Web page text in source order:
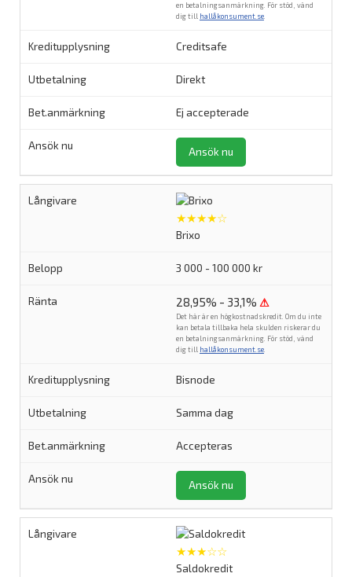
en betalningsanmärkning. För stöd, vänd
dig till hallåkonsument.se
Creditsafe
Direkt
Ej accepterade
Ansök nu
★★★★☆
Brixo
3 000 - 100 000 kr
28,95% - 33,1% ⚠
Det här är en högkostnadskredit. Om du inte
kan betala tillbaka hela skulden riskerar du
en betalningsanmärkning. För stöd, vänd
dig till hallåkonsument.se
Bisnode
Samma dag
Accepteras
Ansök nu
★★★☆☆
Saldokredit